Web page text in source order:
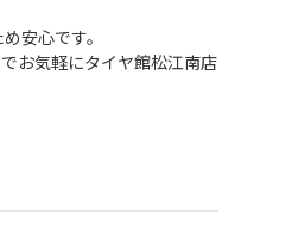
安心です。
お気軽にタイヤ館松江南店